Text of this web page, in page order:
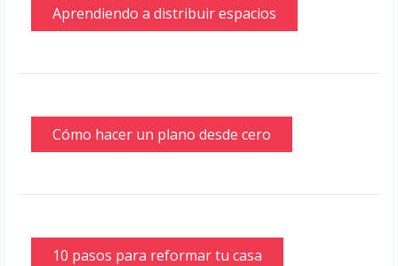
Aprendiendo a distribuir espacios
Cómo hacer un plano desde cero
10 pasos para reformar tu casa